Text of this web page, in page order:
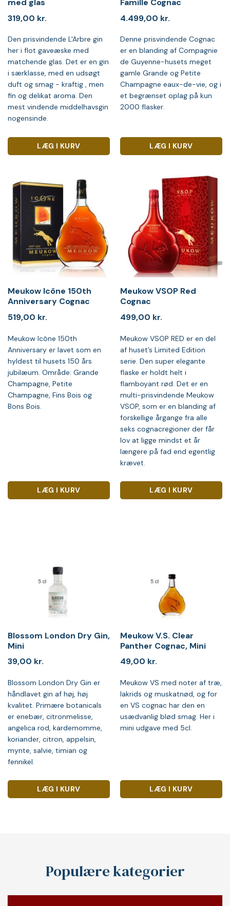
med glas
319,00 kr.
Den prisvindende L'Arbre gin
her i flot gaveæske med
matchende glas. Det er en gin
i særklasse, med en udsøgt
duft og smag - kraftig , men
fin og delikat aroma. Den
mest vindende middelhavsgin
nogensinde.
LÆG I KURV
Famille Cognac
4.499,00 kr.
Denne prisvindende Cognac
er en blanding af Compagnie
de Guyenne-husets meget
gamle Grande og Petite
Champagne eaux-de-vie, og i
et begrænset oplag på kun
2000 flasker.
LÆG I KURV
Meukow Icône 150th
Anniversary Cognac
519,00 kr.
Meukow Icône 150th
Anniversary er lavet som en
hyldest til husets 150 års
jubilæum. Område: Grande
Champagne, Petite
Champagne, Fins Bois og
Bons Bois.
LÆG I KURV
Meukow VSOP Red
Cognac
499,00 kr.
Meukow VSOP RED er en del
af huset’s Limited Edition
serie. Den super elegante
flaske er holdt helt i
flamboyant rød. Det er en
multi-prisvindende Meukow
VSOP, som er en blanding af
forskellige årgange fra alle
seks cognacregioner der får
lov at ligge mindst et år
længere på fad end egentlig
krævet.
LÆG I KURV
Blossom London Dry Gin,
Mini
39,00 kr.
Blossom London Dry Gin er
håndlavet gin af høj, høj
kvalitet. Primære botanicals
er enebær, citronmelisse,
angelica rod, kardemomme,
koriander, citron, appelsin,
mynte, salvie, timian og
fennikel.
LÆG I KURV
Meukow V.S. Clear
Panther Cognac, Mini
49,00 kr.
Meukow VS med noter af træ,
lakrids og muskatnød, og for
en VS cognac har den en
usædvanlig blød smag. Her i
mini udgave med 5cl.
LÆG I KURV
Populære kategorier